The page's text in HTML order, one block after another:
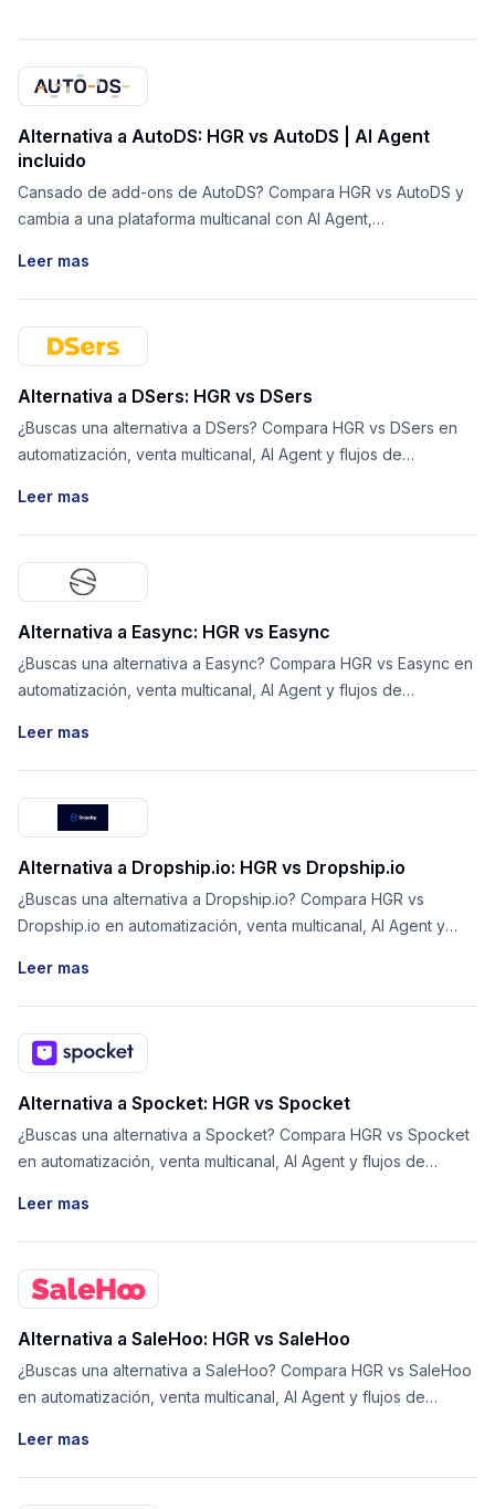
Alternativa a AutoDS: HGR vs AutoDS | AI Agent
incluido
Cansado de add-ons de AutoDS? Compara HGR vs AutoDS y
cambia a una plataforma multicanal con AI Agent,
Leer mas
Alternativa a DSers: HGR vs DSers
¿Buscas una alternativa a DSers? Compara HGR vs DSers en
automatización, venta multicanal, AI Agent y flujos de
Leer mas
Alternativa a Easync: HGR vs Easync
¿Buscas una alternativa a Easync? Compara HGR vs Easync en
automatización, venta multicanal, AI Agent y flujos de
Leer mas
Alternativa a Dropship.io: HGR vs Dropship.io
¿Buscas una alternativa a Dropship.io? Compara HGR vs
Dropship.io en automatización, venta multicanal, AI Agent y
Leer mas
Alternativa a Spocket: HGR vs Spocket
¿Buscas una alternativa a Spocket? Compara HGR vs Spocket
en automatización, venta multicanal, AI Agent y flujos de
Leer mas
Alternativa a SaleHoo: HGR vs SaleHoo
¿Buscas una alternativa a SaleHoo? Compara HGR vs SaleHoo
en automatización, venta multicanal, AI Agent y flujos de
Leer mas